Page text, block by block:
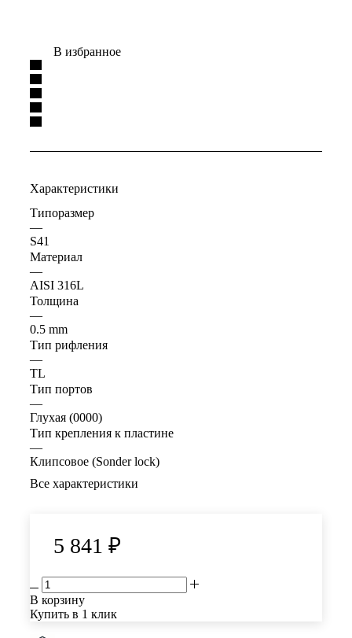
В избранное
Характеристики
Типоразмер
—
S41
Материал
—
AISI 316L
Толщина
—
0.5 mm
Тип рифления
—
TL
Тип портов
—
Глухая (0000)
Тип крепления к пластине
—
Клипсовое (Sonder lock)
Все характеристики
5 841 ₽
В корзину
Купить в 1 клик